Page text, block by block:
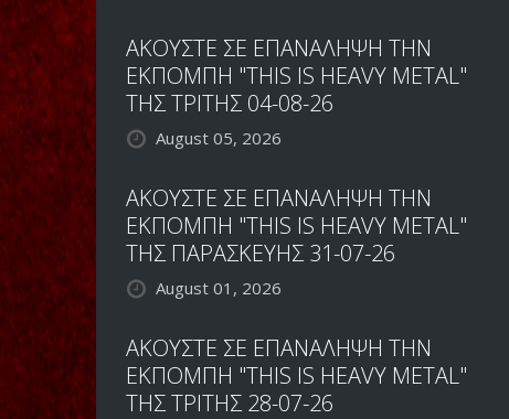
ΑΚΟΥΣΤΕ ΣΕ ΕΠΑΝΑΛΗΨΗ ΤΗΝ
ΕΚΠΟΜΠΗ "THIS IS HEAVY METAL"
ΤΗΣ ΤΡΙΤΗΣ 04-08-26
August 05, 2026
ΑΚΟΥΣΤΕ ΣΕ ΕΠΑΝΑΛΗΨΗ ΤΗΝ
ΕΚΠΟΜΠΗ "THIS IS HEAVY METAL"
ΤΗΣ ΠΑΡΑΣΚΕΥΗΣ 31-07-26
August 01, 2026
ΑΚΟΥΣΤΕ ΣΕ ΕΠΑΝΑΛΗΨΗ ΤΗΝ
ΕΚΠΟΜΠΗ "THIS IS HEAVY METAL"
ΤΗΣ ΤΡΙΤΗΣ 28-07-26